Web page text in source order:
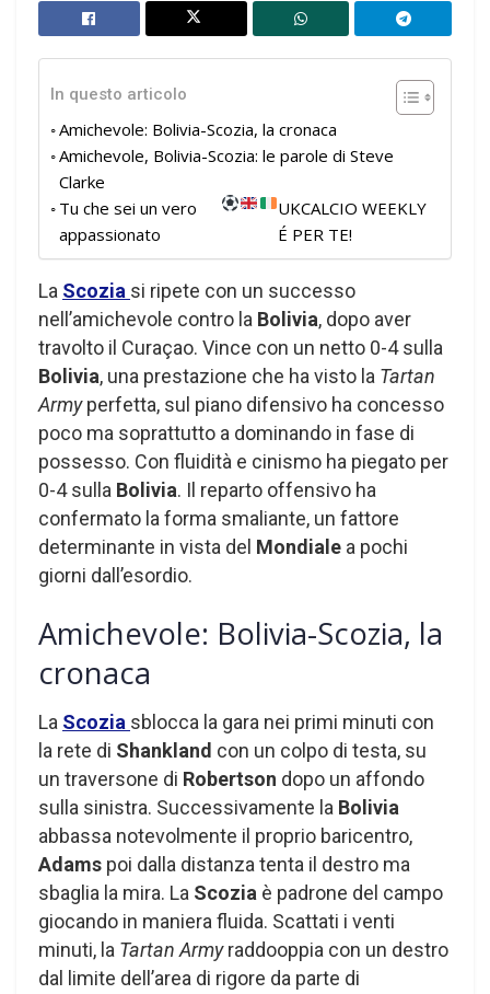
In questo articolo
Amichevole: Bolivia-Scozia, la cronaca
Amichevole, Bolivia-Scozia: le parole di Steve
Clarke
Tu che sei un vero
appassionato
UKCALCIO WEEKLY
É PER TE!
La Scozia si ripete con un successo
nell’amichevole contro la Bolivia, dopo aver
travolto il Curaçao. Vince con un netto 0-4 sulla
Bolivia, una prestazione che ha visto la Tartan
Armyperfetta, sul piano difensivo ha concesso
poco ma soprattutto a dominando in fase di
possesso. Con fluidità e cinismo ha piegato per
0-4 sulla Bolivia. Il reparto offensivo ha
confermato la forma smaliante, un fattore
determinante in vista del Mondiale a pochi
giorni dall’esordio.
Amichevole: Bolivia-Scozia, la
cronaca
La Scozia sblocca la gara nei primi minuti con
la rete di Shankland con un colpo di testa, su
un traversone di Robertson dopo un affondo
sulla sinistra. Successivamente la Bolivia
abbassa notevolmente il proprio baricentro,
Adams poi dalla distanza tenta il destro ma
sbaglia la mira. La Scozia è padrone del campo
giocando in maniera fluida. Scattati i venti
minuti, la Tartan Armyraddooppia con un destro
dal limite dell’area di rigore da parte di